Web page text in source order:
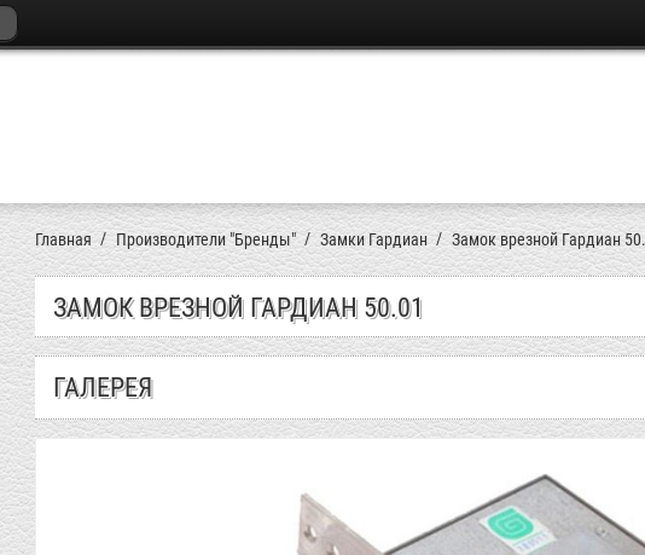
Главная Производители "Бренды" Замки Гардиан Замок врезной Гардиан
ЗАМОК ВРЕЗНОЙ ГАРДИАН 50.01
ГАЛЕРЕЯ